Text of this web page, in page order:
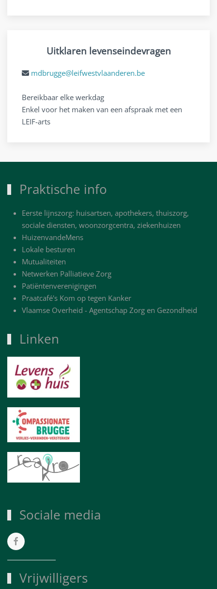
Uitklaren levenseindevragen
mdbrugge@leifwestvlaanderen.be
Bereikbaar elke werkdag
Enkel voor het maken van een afspraak met een
LEIF-arts
Praktische info
Eerste lijnszorg: huisartsen, apothekers, thuiszorg,
sociale diensten, woonzorgcentra, ziekenhuizen
HuizenvandeMens
Lokale besturen
Mutualiteiten
Netwerken Palliatieve Zorg
Patiëntenverenigingen
Praatcafé's Kom op tegen Kanker
Vlaamse Overheid - Agentschap Zorg en Gezondheid
Linken
Sociale media
Vrijwilligers